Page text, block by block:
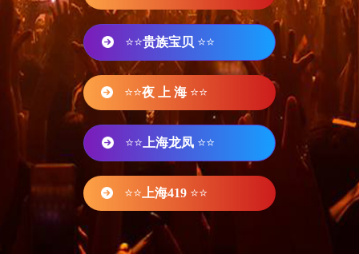
⭐⭐贵族宝贝 ⭐⭐
⭐⭐夜 上 海 ⭐⭐
⭐⭐ 上海龙凤 ⭐⭐
⭐⭐ 上海419 ⭐⭐